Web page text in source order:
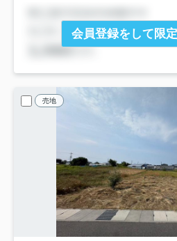
会員登録をして限
売地